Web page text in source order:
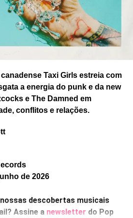
WILSON
FEATURED
“This is how tomorrow
Taxi Girls estreia com
a energia do punk e da new
e The Damned em
conflitos e relações.
de 2026
descobertas musicais
Assine a newsletter do Pop